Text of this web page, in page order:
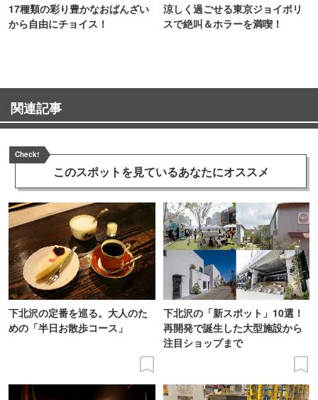
17種類の彩り豊かなおばんざい
から自由にチョイス！
涼しく過ごせる東京ジョイポリ
スで絶叫＆ホラーを満喫！
関連記事
Check!
このスポットを見ているあなたにオススメ
下北沢の定番を巡る。大人のた
めの「半日お散歩コース」
下北沢の「新スポット」10選！
再開発で誕生した大型施設から
注目ショップまで